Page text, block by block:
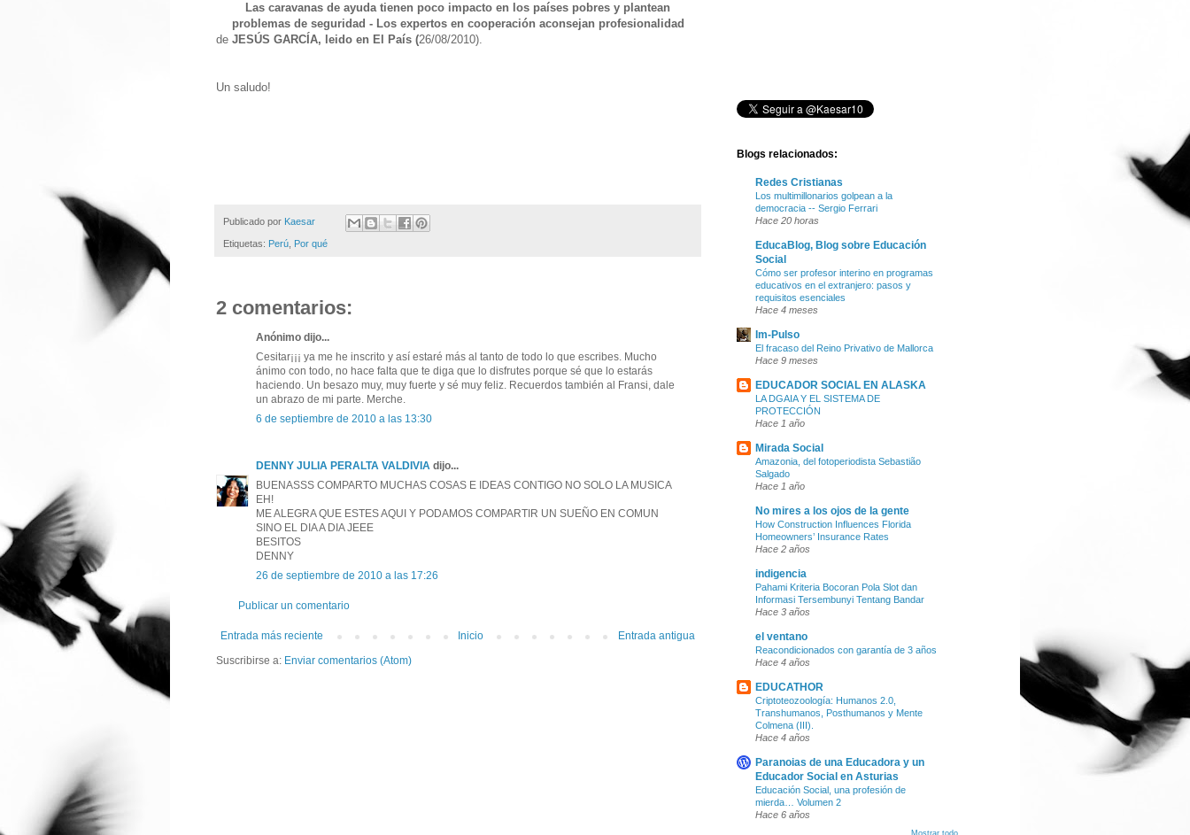
Las caravanas de ayuda tienen poco impacto en los países pobres y plantean
problemas de seguridad - Los expertos en cooperación aconsejan profesionalidad
de JESÚS GARCÍA, leido en El País (26/08/2010).
Un saludo!
Publicado por Kaesar
Etiquetas: Perú Por qué
2 comentarios:
Anónimo dijo...
Cesitar¡¡¡ ya me he inscrito y así estaré más al tanto de todo lo que escribes. Mucho
ánimo con todo, no hace falta que te diga que lo disfrutes porque sé que lo estarás
haciendo. Un besazo muy, muy fuerte y sé muy feliz. Recuerdos también al Fransi, dale
un abrazo de mi parte. Merche.
6 de septiembre de 2010 a las 13:30
DENNY JULIA PERALTA VALDIVIA dijo...
BUENASSS COMPARTO MUCHAS COSAS E IDEAS CONTIGO NO SOLO LA MUSICA
EH!
ME ALEGRA QUE ESTES AQUI Y PODAMOS COMPARTIR UN SUEÑO EN COMUN
SINO EL DIA A DIA JEEE
BESITOS
DENNY
26 de septiembre de 2010 a las 17:26
Publicar un comentario
Entrada más reciente Entrada antigua
Inicio
Suscribirse a: Enviar comentarios (Atom)
Blogs relacionados:
Redes Cristianas
Los multimillonarios golpean a la
democracia -- Sergio Ferrari
Hace 20 horas
EducaBlog, Blog sobre Educación
Social
Cómo ser profesor interino en programas
educativos en el extranjero: pasos y
requisitos esenciales
Hace 4 meses
Im-Pulso
El fracaso del Reino Privativo de Mallorca
Hace 9 meses
EDUCADOR SOCIAL EN ALASKA
LA DGAIA Y EL SISTEMA DE
PROTECCIÓN
Hace 1 año
Mirada Social
Amazonia, del fotoperiodista Sebastião
Salgado
Hace 1 año
No mires a los ojos de la gente
How Construction Influences Florida
Homeowners’ Insurance Rates
Hace 2 años
indigencia
Pahami Kriteria Bocoran Pola Slot dan
Informasi Tersembunyi Tentang Bandar
Hace 3 años
el ventano
Reacondicionados con garantía de 3 años
Hace 4 años
EDUCATHOR
Criptoteozoología: Humanos 2.0,
Transhumanos, Posthumanos y Mente
Colmena (III).
Hace 4 años
Paranoias de una Educadora y un
Educador Social en Asturias
Educación Social, una profesión de
mierda… Volumen 2
Hace 6 años
Mostrar todo